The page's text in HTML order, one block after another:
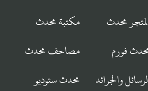
محدث
مكتبة محدث
فورم
مصاحف محدث
والجرائد محدث ستوديو